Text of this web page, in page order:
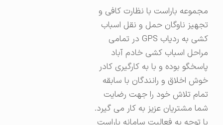
مجموعه باراست با نظارت کافی و
تجهیز ناوگان حمل و نقل اسباب
کشی به ردیاب GPS در تمامی
مراحل اسباب کشی خادم آباد
پاسخگو بوده و با به کارگیری کادر
خوش اخلاق و رانندگان با سابقه
تمام تلاش خود را جهت رضایت
شما مشتریان عزیز به کار می گیرد.